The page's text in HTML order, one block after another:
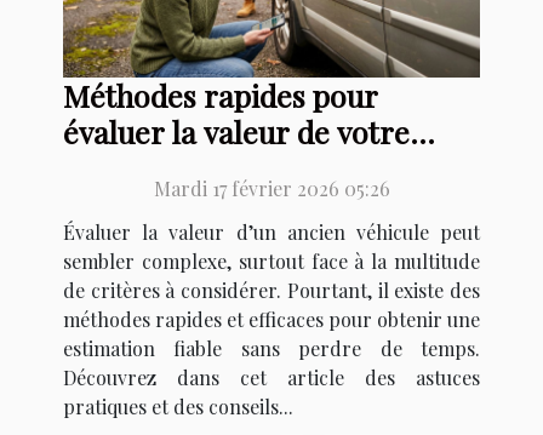
Méthodes rapides pour
évaluer la valeur de votre
Mardi 17 février 2026 05:26
Évaluer la valeur d’un ancien véhicule peut
sembler complexe, surtout face à la multitude
de critères à considérer. Pourtant, il existe des
méthodes rapides et efficaces pour obtenir une
estimation fiable sans perdre de temps.
Découvrez dans cet article des astuces
pratiques et des conseils...